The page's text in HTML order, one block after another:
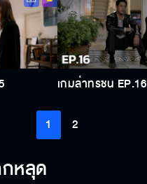
เกมล่าทรชน EP.16
1 2
กหลุด